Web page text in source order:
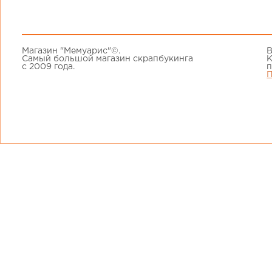
Магазин "Мемуарис"©.
Самый большой магазин скрапбукинга
с 2009 года.